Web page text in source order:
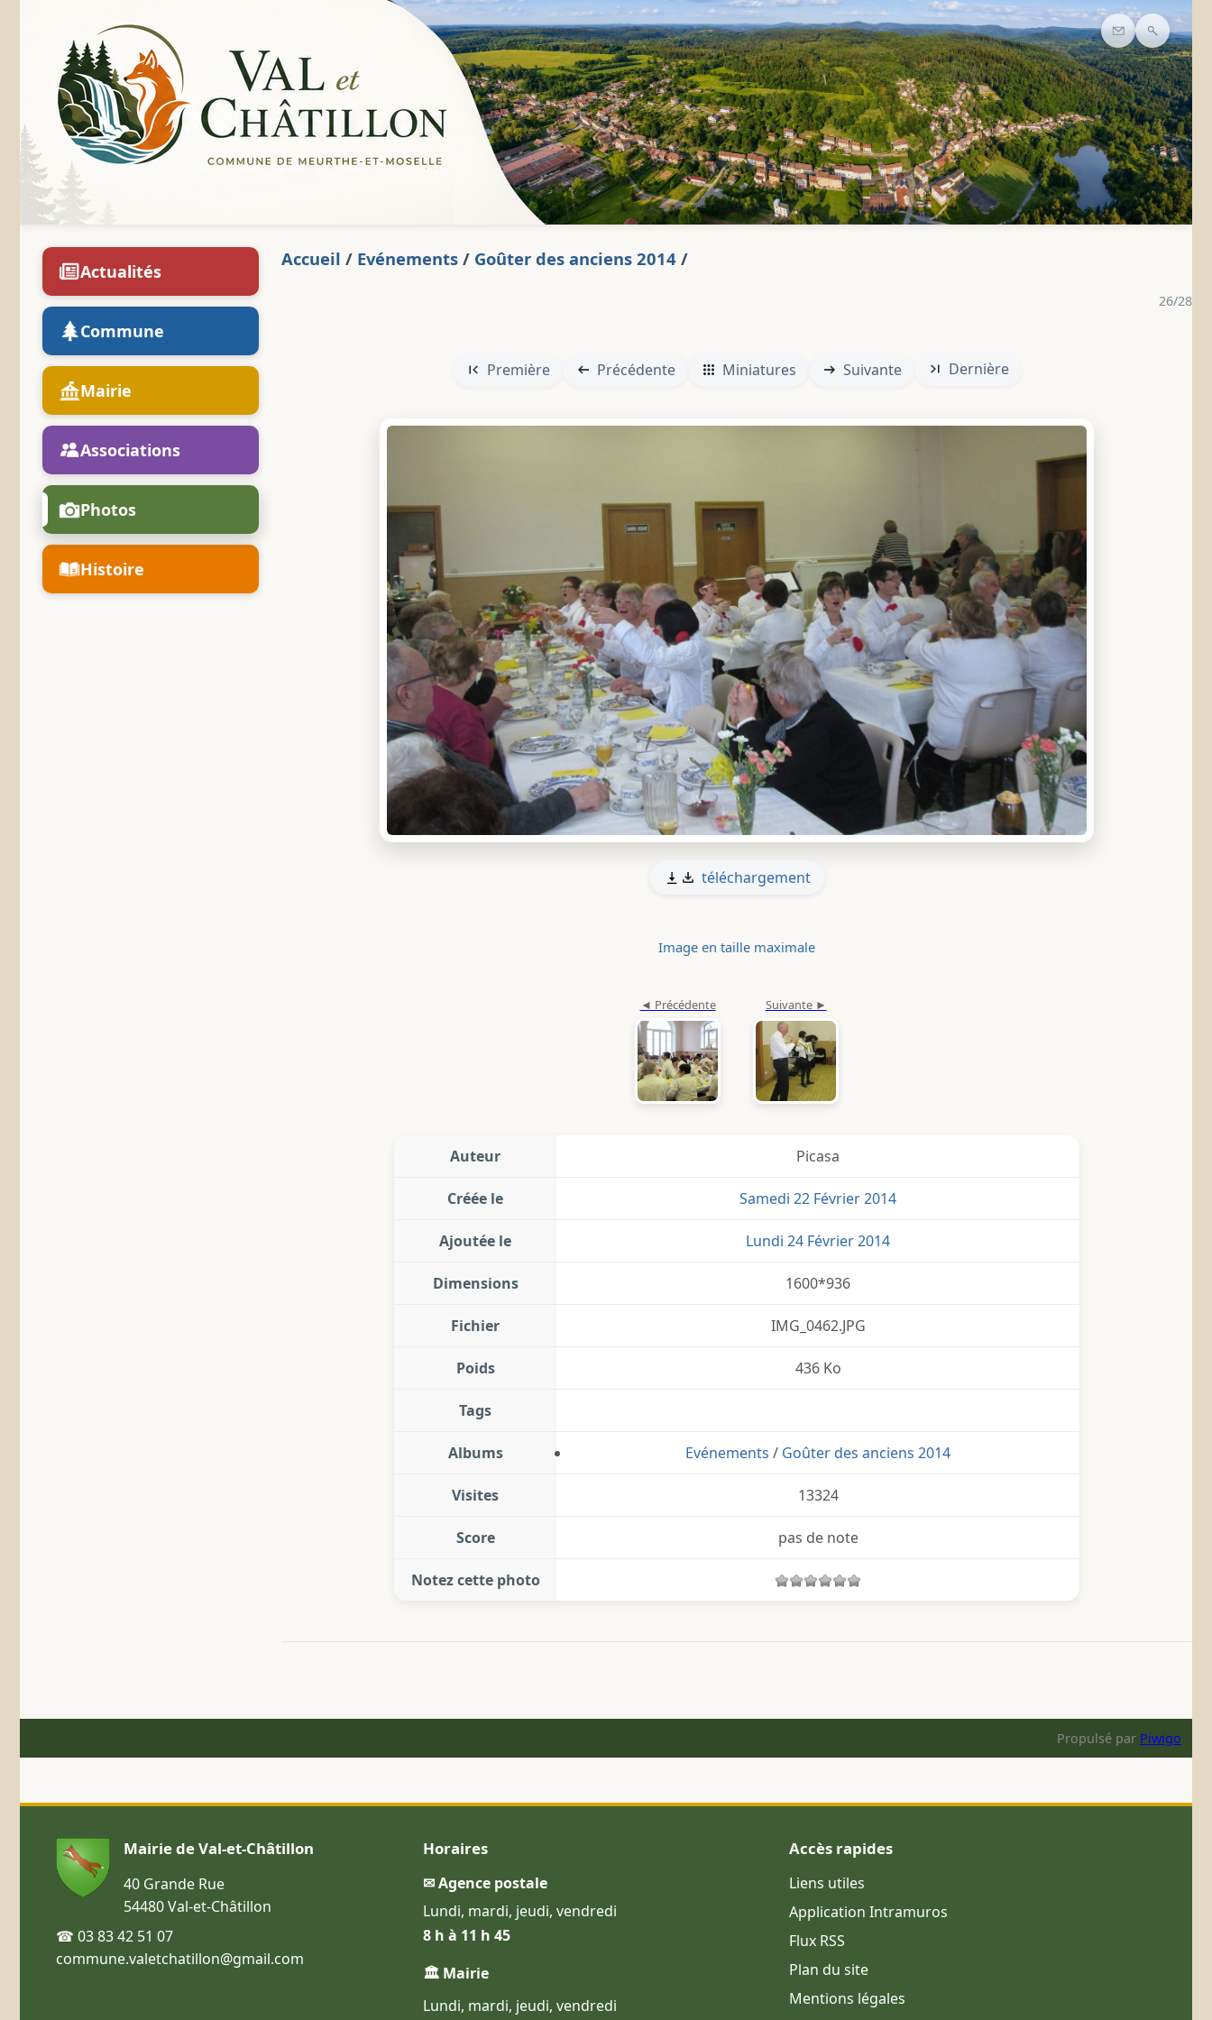
Contact
Actualités
Commune
Mairie
Associations
Photos
Histoire
Accueil / Evénements / Goûter des anciens 2014 /
26/28
Première Précédente Miniatures Suivante Dernière
téléchargement
Image en taille maximale
Auteur Picasa
Créée le Samedi 22 Février 2014
Ajoutée le Lundi 24 Février 2014
Dimensions 1600*936
Fichier IMG_0462.JPG
Poids 436 Ko
Tags
Albums Evénements / Goûter des anciens 2014
Visites 13324
Score pas de note
Notez cette photo
Propulsé par Piwigo
Mairie de Val-et-Châtillon
40 Grande Rue
54480 Val-et-Châtillon
☎ 03 83 42 51 07
commune.valetchatillon@gmail.com
Horaires
✉ Agence postale
Lundi, mardi, jeudi, vendredi
8 h à 11 h 45
🏛 Mairie
Lundi, mardi, jeudi, vendredi
Accès rapides
Liens utiles
Application Intramuros
Flux RSS
Plan du site
Mentions légales